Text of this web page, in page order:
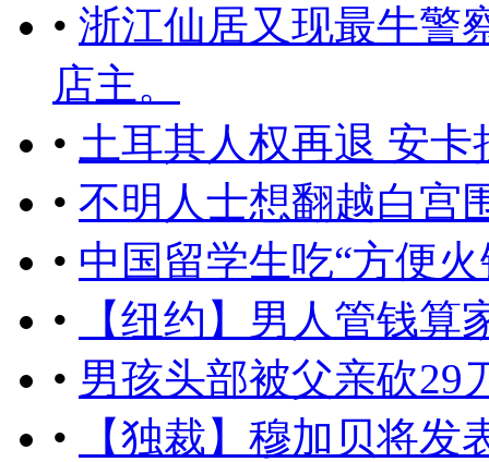
• 浙江仙居又现最牛警
店主。
• 土耳其人权再退 安
• 不明人士想翻越白宫
• 中国留学生吃“方便
•
【纽约】男人管钱
• 男孩头部被父亲砍29
•
【独裁】穆加贝将发